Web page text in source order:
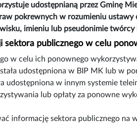
udostępnianą przez Gminę
pokrewnych w rozumieniu
imieniu lub pseudonimie
sektora publicznego w celu
w celu ich ponownego
udostępniona w BIP MK lub w
udostępniona w innym systemie
lub opłaty za ponowne
informację sektora publicznego na